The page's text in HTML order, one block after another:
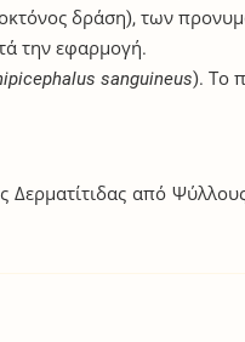
δράση), των
την εφαρμογή.
sanguineus). Το
Δερματίτιδας από